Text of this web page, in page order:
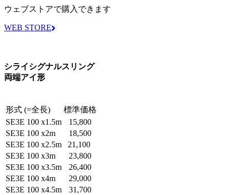
ウェブストアで購入できます
WEB STORE
シライシグナルスリング
両端アイ形
形式 (=全長)
標準価格
SE3E 100 x1.5m
15,800
SE3E 100 x2m
18,500
SE3E 100 x2.5m
21,100
SE3E 100 x3m
23,800
SE3E 100 x3.5m
26,400
SE3E 100 x4m
29,000
SE3E 100 x4.5m
31,700